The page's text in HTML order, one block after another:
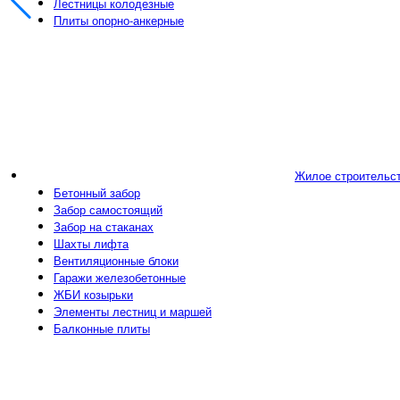
Плиты опорно-анкерные
Жилое
Бетонный забор
Забор самостоящий
Забор на стаканах
Шахты лифта
Вентиляционные блоки
Гаражи железобетонные
ЖБИ козырьки
Элементы лестниц и маршей
Балконные плиты